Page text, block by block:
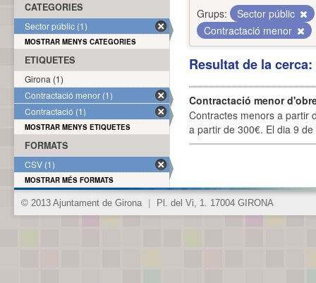
Grups:
Sector públic
Contractació menor
Resultat de la
Contractació menor
Contractes menors a partir
a partir de 300€. El dia 9
CATEGORIES
Sector públic (1)
MOSTRAR MENYS CATEGORIES
ETIQUETES
Girona (1)
Contractació menor (1)
Contractació (1)
MOSTRAR MENYS ETIQUETES
FORMATS
CSV (1)
MOSTRAR MÉS FORMATS
© 2013 Ajuntament de Girona Pl. del Vi, 1. 17004 GIRONA